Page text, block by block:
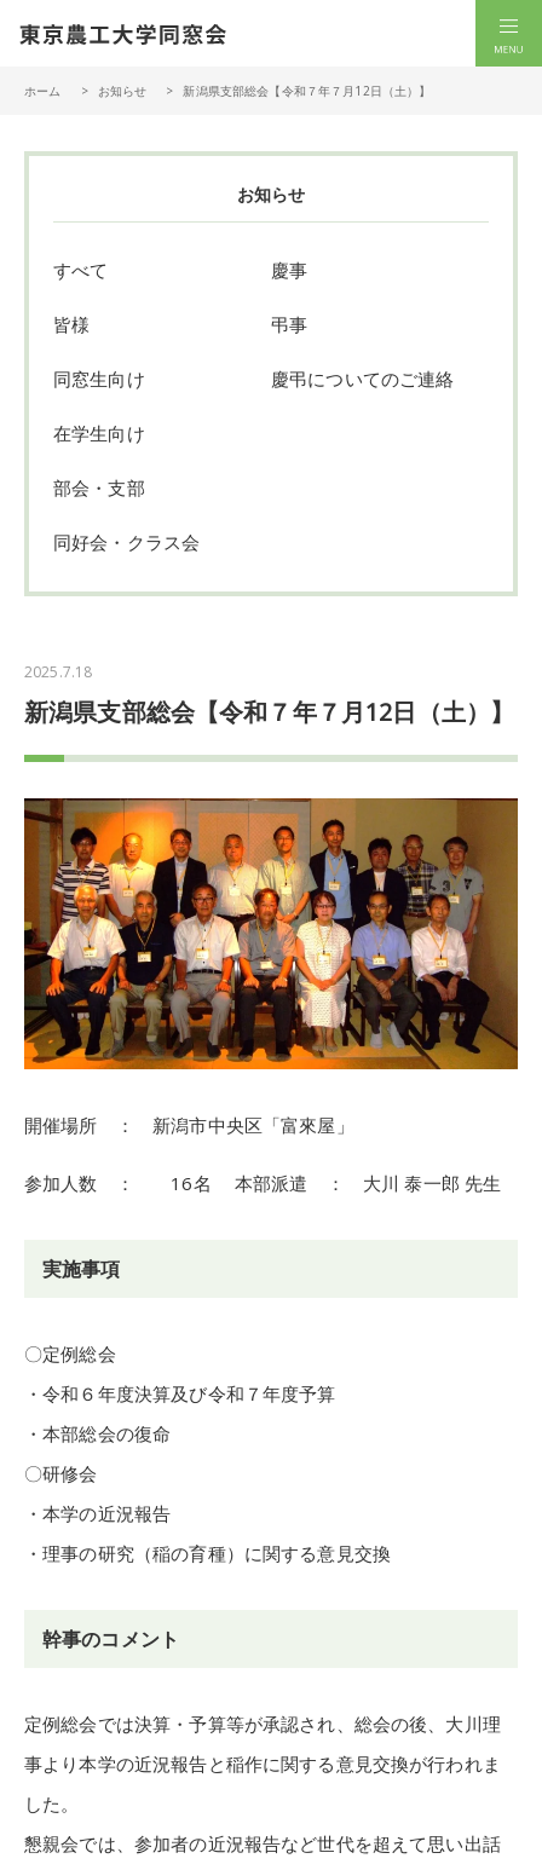
ホーム お知らせ 新潟県支部総会【令和７年７月12日（土）】
お知らせ
すべて
皆様
同窓生向け
在学生向け
部会・支部
同好会・クラス会
慶事
弔事
慶弔についてのご連絡
2025.7.18
新潟県支部総会【令和７年７月12日（土）】
開催場所 ： 新潟市中央区「富來屋」
参加人数 ： 16名 本部派遣 ： 大川 泰一郎 先生
実施事項
〇定例総会
・令和６年度決算及び令和７年度予算
・本部総会の復命
〇研修会
・本学の近況報告
・理事の研究（稲の育種）に関する意見交換
幹事のコメント
定例総会では決算・予算等が承認され、総会の後、大川理
事より本学の近況報告と稲作に関する意見交換が行われま
した。
懇親会では、参加者の近況報告など世代を超えて思い出話